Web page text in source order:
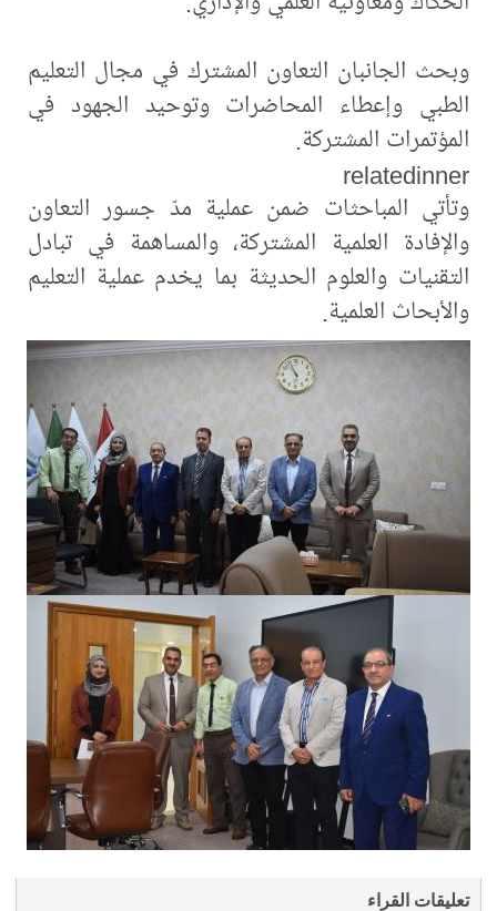
وبحث الجانبان التعاون المشترك في مجال التعليم
الطبي وإعطاء المحاضرات وتوحيد الجهود في
المؤتمرات المشتركة.
relatedinner
وتأتي المباحثات ضمن عملية مدّ جسور التعاون
والإفادة العلمية المشتركة، والمساهمة في تبادل
التقنيات والعلوم الحديثة بما يخدم عملية التعليم
والأبحاث العلمية.
تعليقات القراء